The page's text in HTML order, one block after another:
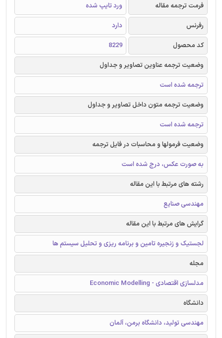
فرمت ترجمه مقاله
ورد تایپ شده
رفرنس
دارد
کد محصول
8229
وضعیت ترجمه عناوین تصاویر و جداول
ترجمه شده است
وضعیت ترجمه متون داخل تصاویر و جداول
ترجمه شده است
وضعیت فرمولها و محاسبات در فایل ترجمه
به صورت عکس، درج شده است
رشته های مرتبط با این مقاله
مهندسی صنایع
گرایش های مرتبط با این مقاله
لجستیک و زنجیره تامین و برنامه ریزی و تحلیل سیستم ها
مجله
مدلسازی اقتصادی - Economic Modelling
دانشگاه
مهندسی تولید، دانشگاه برمن، آلمان